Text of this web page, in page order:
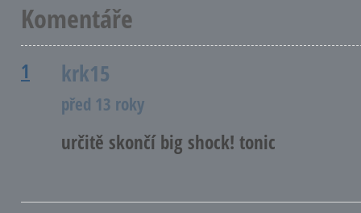
Komentáře
1 krk15
před 13 roky
určitě skončí big shock! tonic